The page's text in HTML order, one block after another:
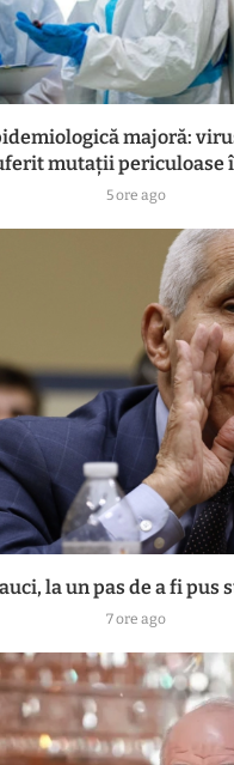
majoră:
mutații periculoase
5 ore ago
la un pas de a fi pus
7 ore ago